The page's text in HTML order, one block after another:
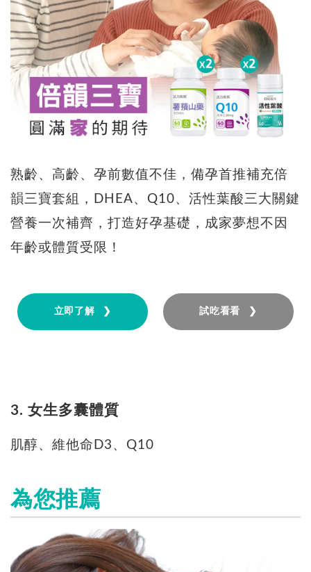
熟齡、高齡、孕前數值不佳，備孕首推補充倍
韻三寶套組，DHEA、Q10、活性葉酸三大關鍵
營養一次補齊，打造好孕基礎，成家夢想不因
年齡或體質受限！
立即了解 ❯ 試吃看看 ❯
3. 女生多囊體質
肌醇、維他命D3、Q10
為您推薦